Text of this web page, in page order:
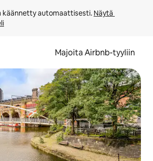
käännetty automaattisesti. Näytä
Majoita Airbnb-tyyliin